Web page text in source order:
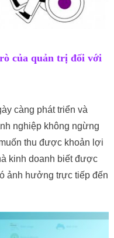
của quản trị đối với
càng phát triển và
nghiệp không ngừng
thu được khoản lợi
kinh doanh biết được
ảnh hưởng trực tiếp đến